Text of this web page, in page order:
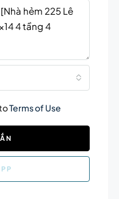
Terms of Use